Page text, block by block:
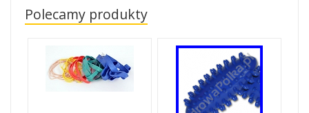
Polecamy produkty